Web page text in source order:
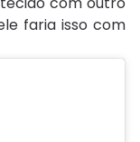
faria isso com